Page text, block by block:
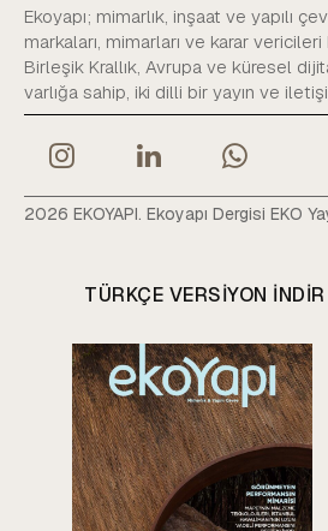
Ekoyapı; mimarlık, inşaat ve yapılı
markaları, mimarları ve karar
Birleşik Krallık, Avrupa ve küresel
varlığa sahip, iki dilli bir yayın ve
2026 EKOYAPI. Ekoyapı Dergisi EKO
TÜRKÇE VERSIYON INDIR